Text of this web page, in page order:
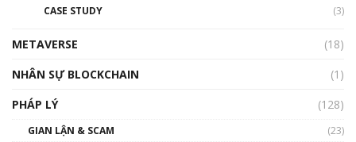
01:32:59
gió ấm
CASE STUDY
(3)
METAVERSE
(18)
NHÂN SỰ BLOCKCHAIN
(1)
PHÁP LÝ
(128)
GIAN LẬN & SCAM
(23)